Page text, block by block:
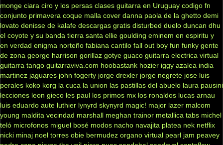
monge ciara ciro y los persas clases guitarra en Uruguay codigo fn
conjunto primavera coque malla cover danna paola de la ghetto demi
lovato denisse de kalafe descargas gratis disturbed duelo duncan dhu
el coyote y su banda tierra santa ellie goulding eminem en espiritu y
en verdad enigma norteño fabiana cantilo fall out boy fun funky gente
de zona george harrison gorillaz gotye guaco guitarra electrica virtual
guitarra tango guitarraviva.com hoobastank hozier iggy azalea india
martinez jaguares john fogerty jorge drexler jorge negrete jose luis
perales koko korg la cuca la union las pastillas del abuelo laura pausini
lecciones leon gieco les paul los primos mx los ronaldos lucas arnau
luis eduardo aute luthier lynyrd skynyrd magic! major lazer malcom
young maldita vecindad marshall meghan trainor metallica tabs michel
teló microfonos miguel bosé modos nacho navajita platea nek netflix
nicki minaj noel torres obie bermudez organo virtual pearl jam peavey